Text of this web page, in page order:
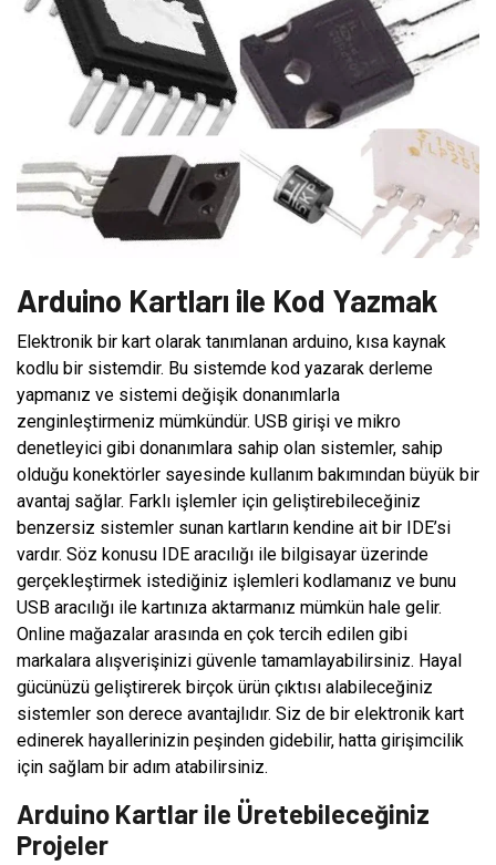
Arduino Kartları ile Kod Yazmak
Elektronik bir kart olarak tanımlanan arduino, kısa kaynak
kodlu bir sistemdir. Bu sistemde kod yazarak derleme
yapmanız ve sistemi değişik donanımlarla
zenginleştirmeniz mümkündür. USB girişi ve mikro
denetleyici gibi donanımlara sahip olan sistemler, sahip
olduğu konektörler sayesinde kullanım bakımından büyük bir
avantaj sağlar. Farklı işlemler için geliştirebileceğiniz
benzersiz sistemler sunan kartların kendine ait bir IDE’si
vardır. Söz konusu IDE aracılığı ile bilgisayar üzerinde
gerçekleştirmek istediğiniz işlemleri kodlamanız ve bunu
USB aracılığı ile kartınıza aktarmanız mümkün hale gelir.
Online mağazalar arasında en çok tercih edilen gibi
markalara alışverişinizi güvenle tamamlayabilirsiniz. Hayal
gücünüzü geliştirerek birçok ürün çıktısı alabileceğiniz
sistemler son derece avantajlıdır. Siz de bir elektronik kart
edinerek hayallerinizin peşinden gidebilir, hatta girişimcilik
için sağlam bir adım atabilirsiniz.
Arduino Kartlar ile Üretebileceğiniz
Projeler